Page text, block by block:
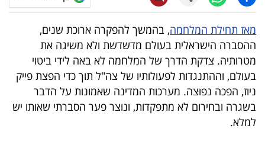
עסקי
ספורט
קריירה
ולימודים
מינויים
רייטינג
מאז תחילת המלחמה, בהמשך להפקרה ארוכת שנים,
ההסברה הישראלית בעולם מדשדשת ולא משיגה את
מטרותיה. צדקת הדרך של המלחמה לא באה לידי ביטוי
בעולם, וההתנגדות לפעולותיו של צה"ל תוך כדי הפצת פייק
ניוז, הפכה נפוצה. מערכות המדינה שאמונות על הדבר
בשגרה ובחירום לא מתפקדות, ונוצר פער הסברתי שאותו יש
למלא.